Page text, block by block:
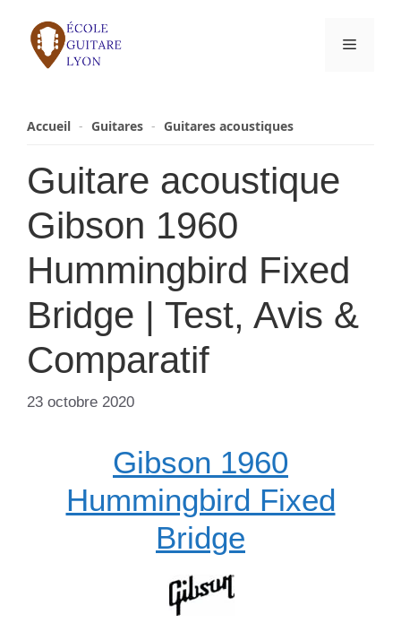
contenu
Menu
Accueil - Guitares - Guitares acoustiques
Guitare acoustique
Gibson 1960
Hummingbird Fixed
Bridge | Test, Avis &
Comparatif
23 octobre 2020
Gibson 1960
Hummingbird Fixed
Bridge